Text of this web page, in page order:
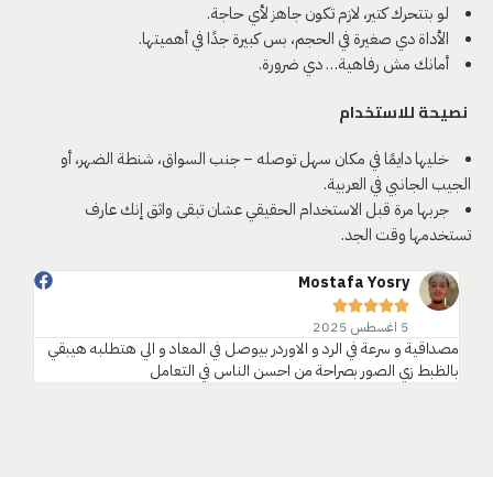
لو بتتحرك كتير، لازم تكون جاهز لأي حاجة.
الأداة دي صغيرة في الحجم، بس كبيرة جدًا في أهميتها.
أمانك مش رفاهية… دي ضرورة.
نصيحة للاستخدام
خليها دايمًا في مكان سهل توصله – جنب السواق، شنطة الضهر، أو
الجيب الجانبي في العربية.
جربها مرة قبل الاستخدام الحقيقي عشان تبقى واثق إنك عارف
تستخدمها وقت الجد.
Mostafa Yosry





5 اغسطس 2025
مصداقية و سرعة في الرد و الاوردر بيوصل في المعاد و الي هتطلبه هيبقي
بالظبط زي الصور بصراحة من احسن الناس في التعامل